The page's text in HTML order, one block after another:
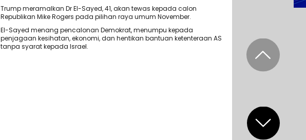
Trump meramalkan Dr El-Sayed, 41, akan tewas kepada calon
Republikan Mike Rogers pada pilihan raya umum November.
El-Sayed menang pencalonan Demokrat, menumpu kepada
penjagaan kesihatan, ekonomi, dan hentikan bantuan ketenteraan AS
tanpa syarat kepada Israel.